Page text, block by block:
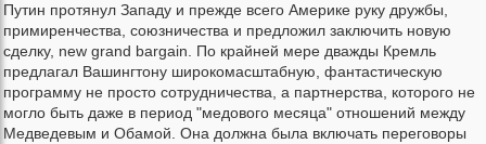
Путин протянул Западу и прежде всего Америке руку дружбы,
примиренчества, союзничества и предложил заключить новую
сделку, new grand bargain. По крайней мере дважды Кремль
предлагал Вашингтону широкомасштабную, фантастическую
программу не просто сотрудничества, а партнерства, которого не
могло быть даже в период "медового месяца" отношений между
Медведевым и Обамой. Она должна была включать переговоры